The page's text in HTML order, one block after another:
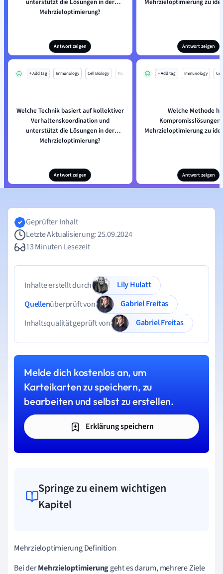
unterstützt die Lösungen in der
Mehrzieloptimierung?
Antwort zeigen
Mehrzieloptimierung zu
Antwort zeigen
+ Add tag Immunology Cell Biology Mo
Welche Technik basiert auf kollektiver
Verhaltenskoordination und
unterstützt die Lösungen in der
Mehrzieloptimierung?
Antwort zeigen
+ Add tag Immunology
Welche Methode
Kompromisslösungen
Mehrzieloptimierung zu
Antwort zeigen
Geprüfter Inhalt
Letzte Aktualisierung: 25.09.2024
13 Minuten Lesezeit
Inhalte erstellt durch
Lily Hulatt
Quellenüberprüft von
Gabriel Freitas
Inhaltsqualität geprüft von
Gabriel Freitas
Melde dich kostenlos an, um
Karteikarten zu speichern, zu
bearbeiten und selbst zu erstellen.
Erklärung speichern
Springe zu einem wichtigen
Kapitel
Mehrzieloptimierung Definition
Bei derMehrzieloptimierunggeht es darum, mehrere Ziele